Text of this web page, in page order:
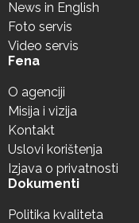
News in English
Foto servis
Video servis
Fena
O agenciji
Misija i vizija
Kontakt
Uslovi korištenja
Izjava o privatnosti
Dokumenti
Politika kvaliteta